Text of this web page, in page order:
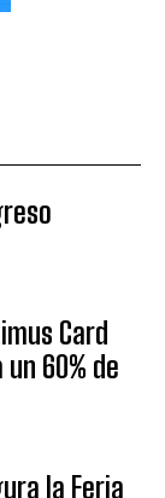
Card
60% de
la Feria